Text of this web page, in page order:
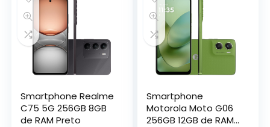
Smartphone Realme
C75 5G 256GB 8GB
de RAM Preto
Smartphone
Motorola Moto G06
256GB 12GB de RAM